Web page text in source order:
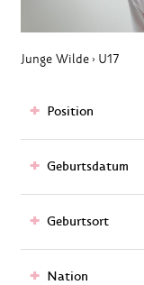
Junge Wilde › U17
Position
Geburtsdatum
Geburtsort
Nation